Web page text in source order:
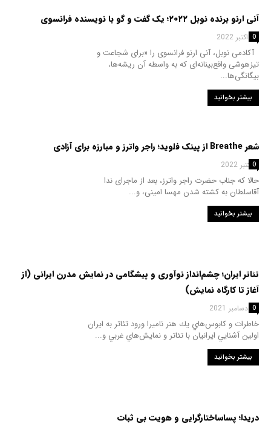
آنی ارنو برنده نوبل ۲۰۲۲؛ یک گفت و گو با نویسنده فرانسوی
13 اکتبر 2022
0
آکادمی نوبل، آنی ارنو فرانسوی را «برای شجاعت و
تیزهوشی واقع‌بینانه‌ای که به واسطه آن ریشه‌ها،
بیگانگی‌ها...
بیشتر بخوانید
شعر Breathe از پینک فلوید؛ راجر واترز و مبارزه برای آزادی
8 اکتبر 20220
حالا که جناب حضرت راجر واترز، بعد از ماجرای ندا
آقاسلطان به کشته شدن مهسا امینی، و...
بیشتر بخوانید
تئاتر ايران؛ چشم‌انداز نوآوری و پيشگامی در نمایش مدرن ایرانی (از
آغاز تا كارگاه نمايش)
18 دسامبر 2021
0
خاطرات و كابوس‌هاي يك هنر ناميرا ورود تئاتر به ايران
اولين آشنايي ايرانيان با تئاتر و نمايش‌هاي غربي و...
بیشتر بخوانید
دریدا؛ پساساختارگرایی و هویت بی ثبات